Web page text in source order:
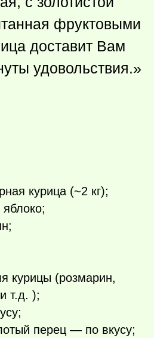
фруктовыми
доставит Вам
удовольствия.»
курица (~2 кг);
курицы (розмарин,
т.д. );
перец — по вкусу;